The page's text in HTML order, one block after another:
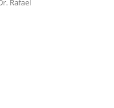
Rafael